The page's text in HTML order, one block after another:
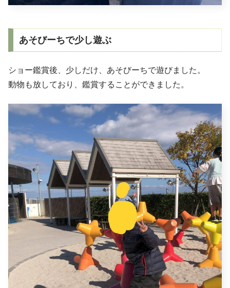
あそびーちで少し遊ぶ
ショー鑑賞後、少しだけ、あそびーちで遊びました。
動物も放しており、鑑賞することができました。